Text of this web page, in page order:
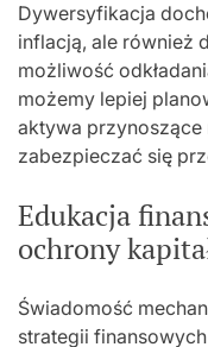
Dywersyfikacja
inflacją, ale również
możliwość
możemy lepiej
aktywa
zabezpieczać się
Edukacja
ochrony
Świadomość
strategii